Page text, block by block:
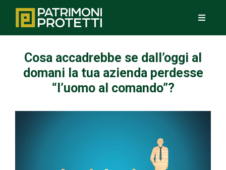
Cosa accadrebbe se dall’oggi al
domani la tua azienda perdesse
“l’uomo al comando”?